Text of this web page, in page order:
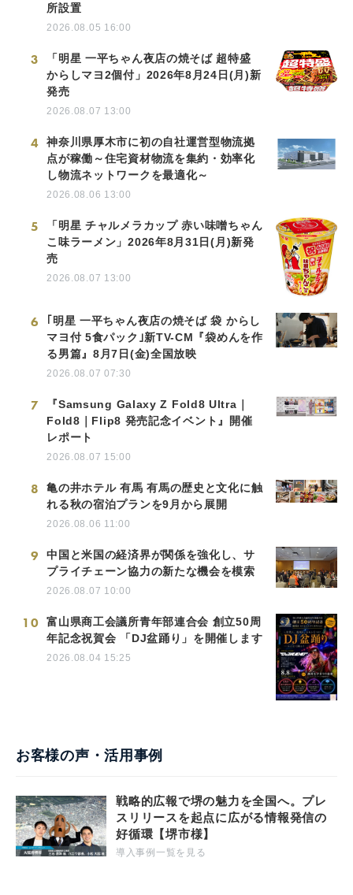
所設置
2026.08.05 16:00
3
「明星 一平ちゃん夜店の焼そば 超特盛
からしマヨ2個付」2026年8月24日(月)新
発売
2026.08.07 13:00
4
神奈川県厚木市に初の自社運営型物流拠
点が稼働～住宅資材物流を集約・効率化
し物流ネットワークを最適化～
2026.08.06 13:00
5
「明星 チャルメラカップ 赤い味噌ちゃん
こ味ラーメン」2026年8月31日(月)新発
売
2026.08.07 13:00
6
｢明星 一平ちゃん夜店の焼そば 袋 からし
マヨ付 5食パック｣新TV-CM『袋めんを作
る男篇』8月7日(金)全国放映
2026.08.07 07:30
7
『Samsung Galaxy Z Fold8 Ultra｜
Fold8｜Flip8 発売記念イベント』開催
レポート
2026.08.07 15:00
8
亀の井ホテル 有馬 有馬の歴史と文化に触
れる秋の宿泊プランを9月から展開
2026.08.06 11:00
9
中国と米国の経済界が関係を強化し、サ
プライチェーン協力の新たな機会を模索
2026.08.07 10:00
10
富山県商工会議所青年部連合会 創立50周
年記念祝賀会 「DJ盆踊り」を開催します
2026.08.04 15:25
お客様の声・活用事例
戦略的広報で堺の魅力を全国へ。プレ
スリリースを起点に広がる情報発信の
好循環【堺市様】
導入事例一覧を見る